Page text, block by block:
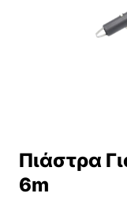
Πιάστρα
6m